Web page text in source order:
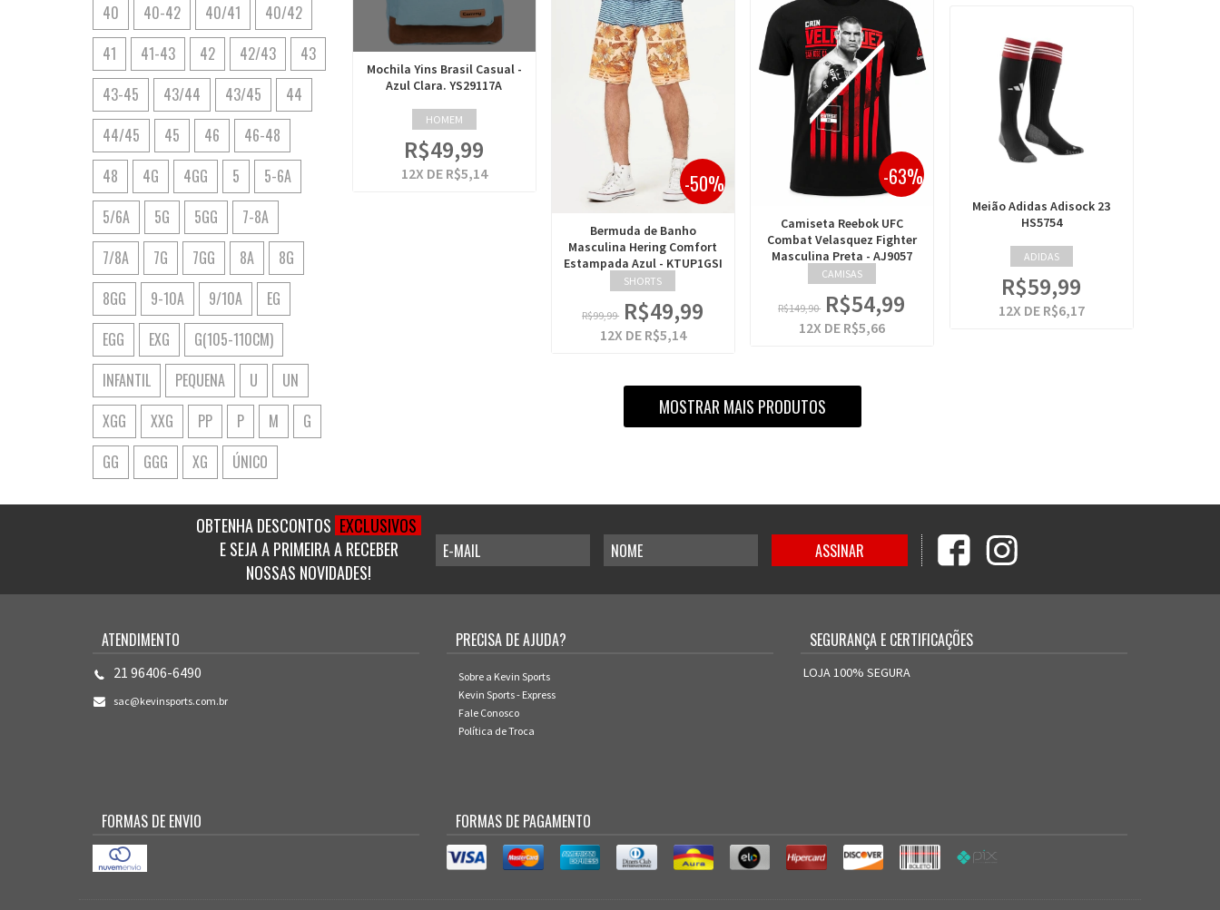
40
40-42 40/41
40/42
41
41-43 42 42/43
43
43-45
43/44 43/45
44
44/45
45 46
46-48
48
4G 4GG 5
5-6A
5/6A
5G 5GG
7-8A
7/8A
7G 7GG 8A
8G
8GG
9-10A 9/10A
EG
EGG
EXG
G(105-110CM)
INFANTIL
PEQUENA U
UN
XGG
XXG PP P M
G
GG
GGG XG ÚNICO
Mochila Yins Brasil Casual -
Azul Clara. YS29117A
HOMEM
R$49,99
12X DE R$5,14 -50%
Bermuda de Banho
Masculina Hering Comfort
Estampada Azul - KTUP1GSI
SHORTS
R$99,99 R$49,99
12X DE R$5,14
-63%
Camiseta Reebok UFC
Combat Velasquez Fighter
Masculina Preta - AJ9057
CAMISAS
R$149,90 R$54,99
12X DE R$5,66
Meião Adidas Adisock 23
HS5754
ADIDAS
R$59,99
12X DE R$6,17
MOSTRAR MAIS PRODUTOS
OBTENHA DESCONTOS EXCLUSIVOS
E SEJA A PRIMEIRA A RECEBER
NOSSAS NOVIDADES!
ATENDIMENTO
21 96406-6490
sac@kevinsports.com.br
PRECISA DE AJUDA?
Sobre a Kevin Sports
Kevin Sports - Express
Fale Conosco
Política de Troca
SEGURANÇA E CERTIFICAÇÕES
LOJA 100% SEGURA
FORMAS DE ENVIO FORMAS DE PAGAMENTO